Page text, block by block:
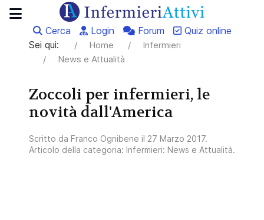
Cerca Login Forum
Quiz online
Sei qui:
Home
Infermieri
News e Attualità
Zoccoli per infermieri, le
novità dall'America
Scritto da Franco Ognibene il 27 Marzo 2017.
Articolo della categoria: Infermieri: News e Attualità.